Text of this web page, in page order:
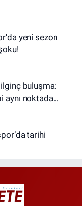
aynı noktada